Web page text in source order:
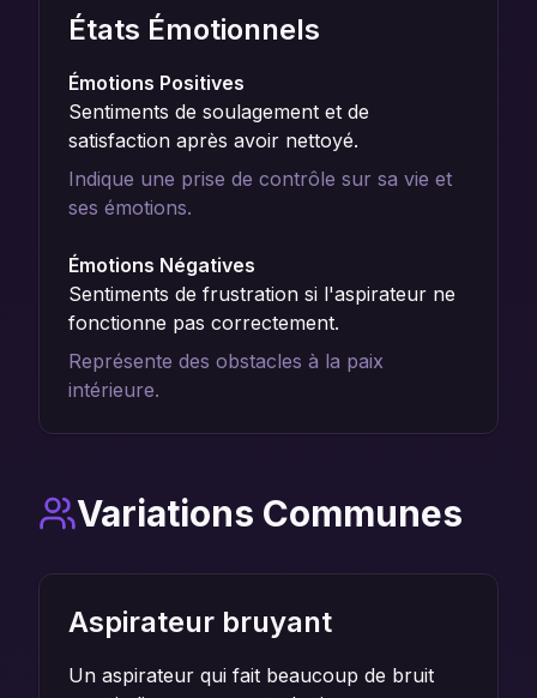
États Émotionnels
Émotions Positives
Sentiments de soulagement et de
satisfaction après avoir nettoyé.
Indique une prise de contrôle sur sa vie et
ses émotions.
Émotions Négatives
Sentiments de frustration si l'aspirateur ne
fonctionne pas correctement.
Représente des obstacles à la paix
intérieure.
Variations Communes
Aspirateur bruyant
Un aspirateur qui fait beaucoup de bruit